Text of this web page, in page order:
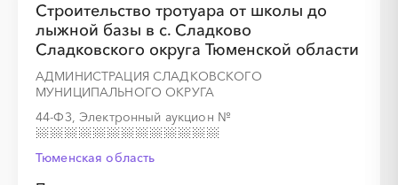
Строительство тротуара от школы до
лыжной базы в с. Сладково
Сладковского округа Тюменской области
АДМИНИСТРАЦИЯ СЛАДКОВСКОГО
МУНИЦИПАЛЬНОГО ОКРУГА
44-ФЗ, Электронный аукцион №
Тюменская область